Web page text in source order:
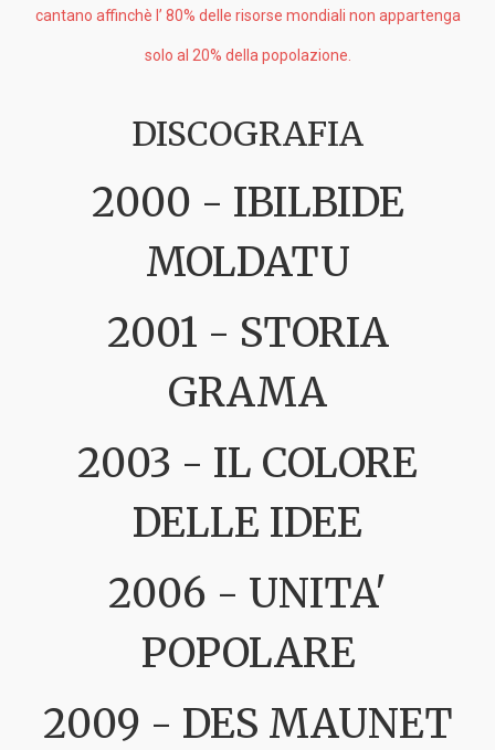
cantano affinchè l’ 80% delle risorse mondiali non appartenga
solo al 20% della popolazione.
DISCOGRAFIA
2000 - IBILBIDE
MOLDATU
2001 - STORIA
GRAMA
2003 - IL COLORE
DELLE IDEE
2006 - UNITA'
POPOLARE
2009 - DES MAUNET